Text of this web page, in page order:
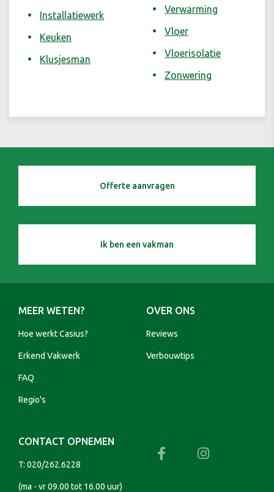
Installatiewerk
Keuken
Klusjesman
Verwarming
Vloer
Vloerisolatie
Zonwering
Offerte aanvragen
Ik ben een vakman
MEER WETEN?
Hoe werkt Casius?
Erkend Vakwerk
FAQ
Regio's
OVER ONS
Reviews
Verbouwtips
CONTACT OPNEMEN
T: 020/262.6228
(ma - vr 09.00 tot 16.00 uur)